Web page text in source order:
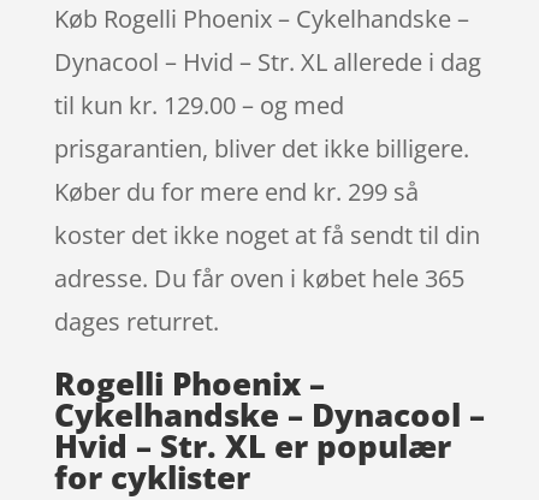
Køb Rogelli Phoenix – Cykelhandske –
Dynacool – Hvid – Str. XL allerede i dag
til kun kr. 129.00 – og med
prisgarantien, bliver det ikke billigere.
Køber du for mere end kr. 299 så
koster det ikke noget at få sendt til din
adresse. Du får oven i købet hele 365
dages returret.
Rogelli Phoenix –
Cykelhandske – Dynacool –
Hvid – Str. XL er populær
for cyklister